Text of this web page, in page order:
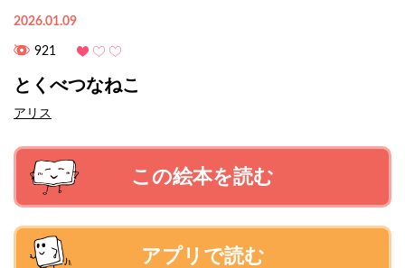
2026.01.09
921
とくべつなねこ
アリス
この絵本を読む
アプリで読む